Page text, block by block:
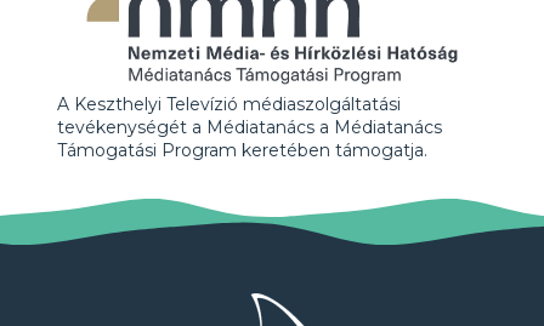
A Keszthelyi Televízió médiaszolgáltatási
tevékenységét a Médiatanács a Médiatanács
Támogatási Program keretében támogatja.